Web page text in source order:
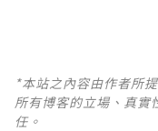
*本站之內容由作者所
所有博客的立場、真實
任。